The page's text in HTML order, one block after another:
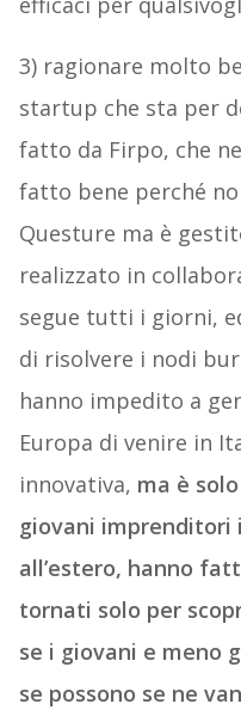
3) ragionare molto
startup che sta per
fatto da Firpo, che
fatto bene perché
Questure ma è
realizzato in
segue tutti i giorni,
di risolvere i nodi
hanno impedito a
Europa di venire in
innovativa, ma è
giovani imprenditori
all’estero, hanno
tornati solo per
se i giovani e meno
se possono se ne